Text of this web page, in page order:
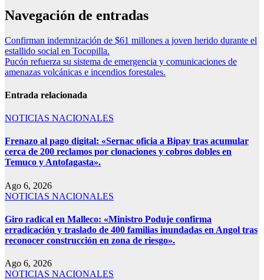
Navegación de entradas
Confirman indemnización de $61 millones a joven herido durante el
estallido social en Tocopilla.
Pucón refuerza su sistema de emergencia y comunicaciones de
amenazas volcánicas e incendios forestales.
Entrada relacionada
NOTICIAS NACIONALES
Frenazo al pago digital: «Sernac oficia a Bipay tras acumular
cerca de 200 reclamos por clonaciones y cobros dobles en
Temuco y Antofagasta».
Ago 6, 2026
NOTICIAS NACIONALES
Giro radical en Malleco: «Ministro Poduje confirma
erradicación y traslado de 400 familias inundadas en Angol tras
reconocer construcción en zona de riesgo».
Ago 6, 2026
NOTICIAS NACIONALES